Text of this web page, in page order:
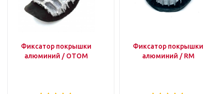
Фиксатор покрышки
алюминий / OTOM
Фиксатор покрышки
алюминий / RM